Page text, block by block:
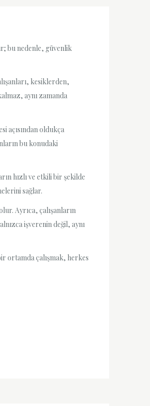
bu nedenle, güvenlik
kesiklerden,
aynı zamanda
açısından oldukça
bu konudaki
hızlı ve etkili bir şekilde
sağlar.
Ayrıca, çalışanların
işverenin değil, aynı
ortamda çalışmak, herkes